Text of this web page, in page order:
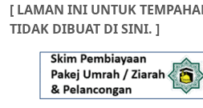
[ LAMAN INI UNTUK
TIDAK DIBUAT DI SINI. ]